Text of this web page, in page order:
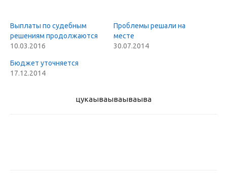
Выплаты по судебным
решениям продолжаются
10.03.2016
Проблемы решали на
месте
30.07.2014
Бюджет уточняется
17.12.2014
цукаываываываыва